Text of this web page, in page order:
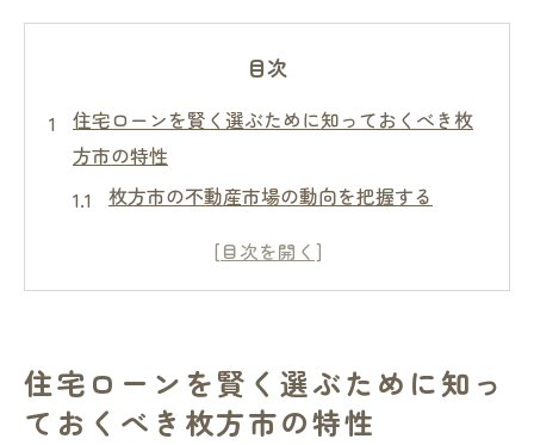
目次
住宅ローンを賢く選ぶために知っておくべき枚
方市の特性
枚方市の不動産市場の動向を把握する
地域特性を活かした住宅ローンの選び方
枚方市での住宅ローン金利の傾向を理解す
る
住宅ローンを賢く選ぶために知っ
ておくべき枚方市の特性